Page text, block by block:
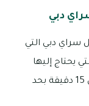
دبي
سراي دبي التي
يحتاج إليها
السكان، وهى يمكن الوصول إليها في غضون 15 دقيقة بحد